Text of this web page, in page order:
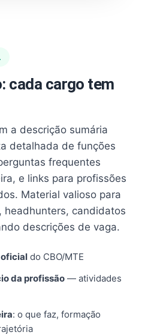
cada cargo tem
a descrição sumária
detalhada de funções
frequentes
e links para profissões
Material valioso para
headhunters, candidatos
descrições de vaga.
oficial do CBO/MTE
da profissão — atividades
: o que faz, formação